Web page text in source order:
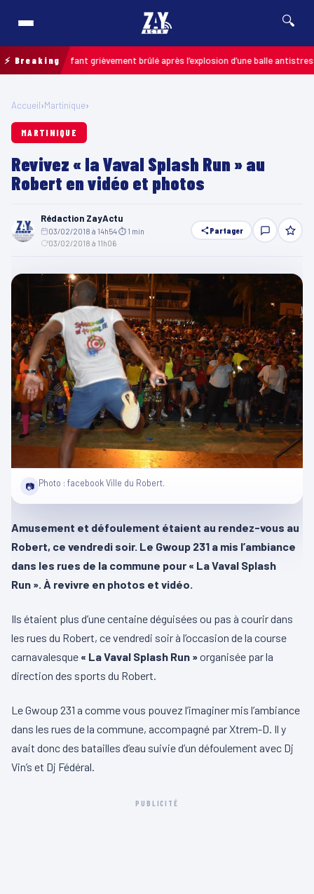
🔍
⚡ Breaking
: un enfant grièvement brûlé après l’explosion d’une balle antistress
Accueil›Martinique›
MARTINIQUE
Revivez « la Vaval Splash Run » au
Robert en vidéo et photos
Rédaction ZayActu
03/02/2018 à 14h54⏱ 1 min
03/02/2018 à 11h06
Partager
📷 Photo : facebook Ville du Robert.
Amusement et défoulement étaient au rendez-vous au
Robert, ce vendredi soir. Le Gwoup 231 a mis l’ambiance
dans les rues de la commune pour « La Vaval Splash
Run ». À revivre en photos et vidéo.
Ils étaient plus d’une centaine déguisées ou pas à courir dans
les rues du Robert, ce vendredi soir à l’occasion de la course
carnavalesque « La Vaval Splash Run »organisée par la
direction des sports du Robert.
Le Gwoup 231 a comme vous pouvez l’imaginer mis l’ambiance
dans les rues de la commune, accompagné par Xtrem-D. Il y
avait donc des batailles d’eau suivie d’un défoulement avec Dj
Vin’s et Dj Fédéral.
PUBLICITÉ